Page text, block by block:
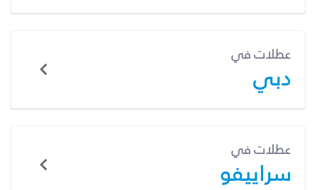
عطلات في
دبي
عطلات في
سراييفو